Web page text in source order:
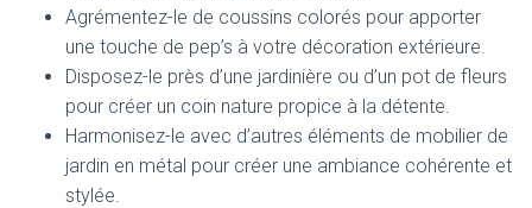
Agrémentez-le de coussins colorés pour apporter
une touche de pep’s à votre décoration extérieure.
Disposez-le près d’une jardinière ou d’un pot de fleurs
pour créer un coin nature propice à la détente.
Harmonisez-le avec d’autres éléments de mobilier de
jardin en métal pour créer une ambiance cohérente et
stylée.